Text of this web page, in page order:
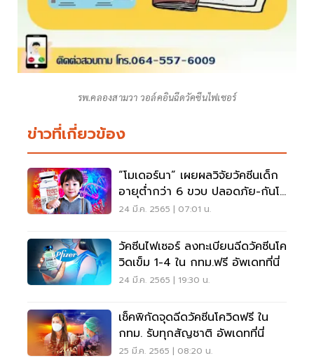
รพ.คลองสามวา วอล์คอินฉีดวัคซีนไฟเซอร์
ข่าวที่เกี่ยวข้อง
“โมเดอร์นา” เผยผลวิจัยวัคซีนเด็ก
อายุต่ำกว่า 6 ขวบ ปลอดภัย-กันโค
วิดได้ดี
24 มี.ค. 2565 | 07:01 น.
วัคซีนไฟเซอร์ ลงทะเบียนฉีดวัคซีนโค
วิดเข็ม 1-4 ใน กทม.ฟรี อัพเดทที่นี่
24 มี.ค. 2565 | 19:30 น.
เช็คพิกัดจุดฉีดวัคซีนโควิดฟรี ใน
กทม. รับทุกสัญชาติ อัพเดทที่นี่
25 มี.ค. 2565 | 08:20 น.